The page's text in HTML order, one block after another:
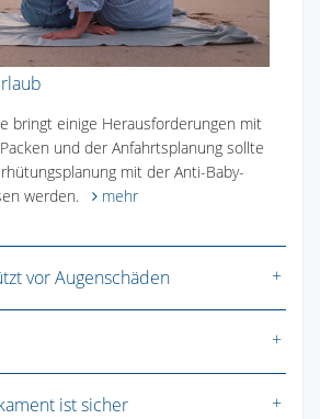
bringt einige Herausforderungen mit
und der Anfahrtsplanung sollte
mit der Anti-Baby-
werden.
mehr
vor Augenschäden
ist sicher